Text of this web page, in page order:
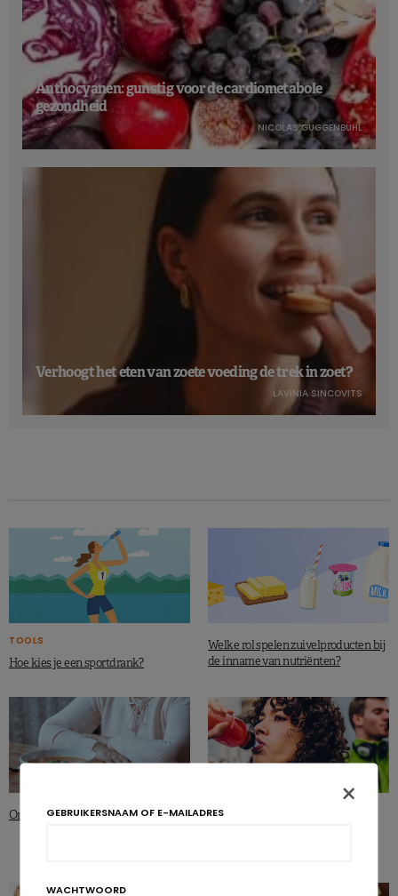
Anthocyanen: gunstig voor de cardiometabole
gezondheid
NICOLAS GUGGENBÜHL
Verhoogt het eten van zoete voeding de trek in zoet?
LAVINIA SINCOVITS
TOOLS
Hoe kies je een sportdrank?
Welke rol spelen zuivelproducten bij
de inname van nutriënten?
Ondervoeding: een sluipmoordenaar! SPORTEN ×
GEBRUIKERSNAAM OF E-MAILADRES
WACHTWOORD